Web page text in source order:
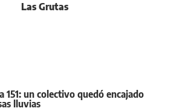
Las Grutas
151: un colectivo quedó encajado
lluvias